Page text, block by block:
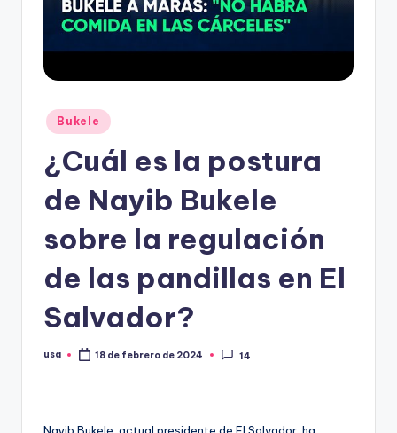
Publicado
en
Bukele
¿Cuál es la postura
de Nayib Bukele
sobre la regulación
de las pandillas en El
Salvador?
Publicado
usa 18 de febrero de 2024 14